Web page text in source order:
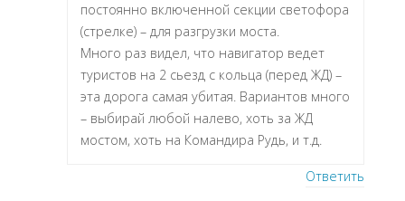
постоянно включенной секции светофора
(стрелке) – для разгрузки моста.
Много раз видел, что навигатор ведет
туристов на 2 сьезд с кольца (перед ЖД) –
эта дорога самая убитая. Вариантов много
– выбирай любой налево, хоть за ЖД
мостом, хоть на Командира Рудь, и т.д.
Ответить